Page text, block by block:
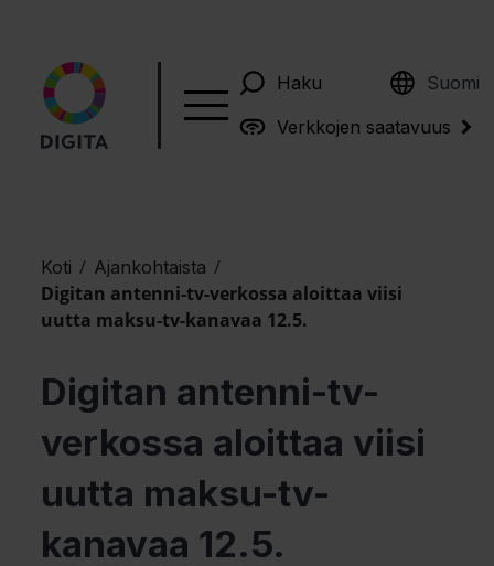
Haku Suomi
English
Verkkojen saatavuus
Koti / Ajankohtaista /
Digitan antenni-tv-verkossa aloittaa viisi
uutta maksu-tv-kanavaa 12.5.
Digitan antenni-tv-
verkossa aloittaa viisi
uutta maksu-tv-
kanavaa 12.5.